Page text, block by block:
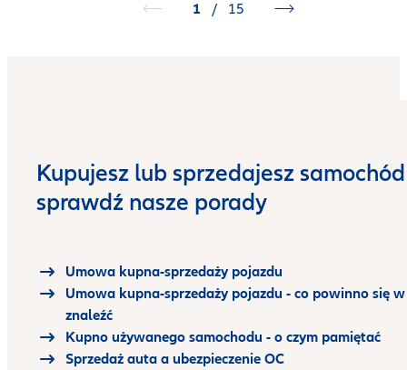
1 / 15
Kupujesz lub sprzedajesz
sprawdź nasze porady
Umowa kupna-sprzedaży pojazdu
Umowa kupna-sprzedaży pojazdu - co powinno się
znaleźć
Kupno używanego samochodu - o czym pamiętać
Sprzedaż auta a ubezpieczenie OC